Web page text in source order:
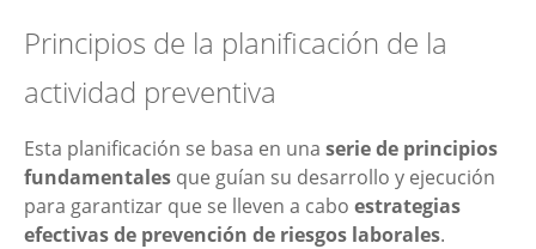
Principios de la planificación de la
actividad preventiva
Esta planificación se basa en una serie de principios
fundamentales que guían su desarrollo y ejecución
para garantizar que se lleven a cabo estrategias
efectivas de prevención de riesgos laborales.